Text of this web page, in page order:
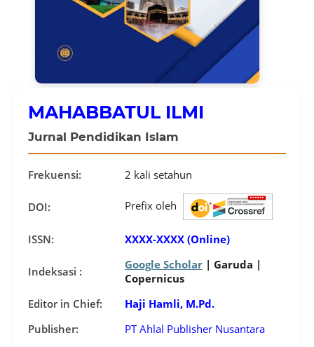
MAHABBATUL ILMI
Jurnal Pendidikan Islam
Frekuensi: 2 kali setahun
DOI: Prefix oleh
ISSN: XXXX-XXXX (Online)
Indeksasi : Google Scholar| Garuda |
Copernicus
Editor in Chief:
Haji Hamli, M.Pd.
Publisher:
PT Ahlal Publisher Nusantara